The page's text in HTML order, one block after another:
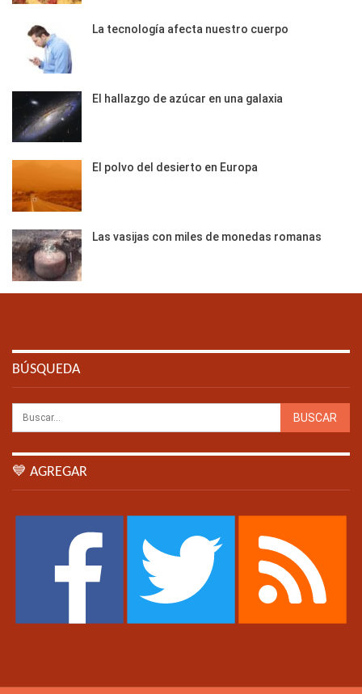
La tecnología afecta nuestro cuerpo
El hallazgo de azúcar en una galaxia
El polvo del desierto en Europa
Las vasijas con miles de monedas romanas
BÚSQUEDA
💙 AGREGAR